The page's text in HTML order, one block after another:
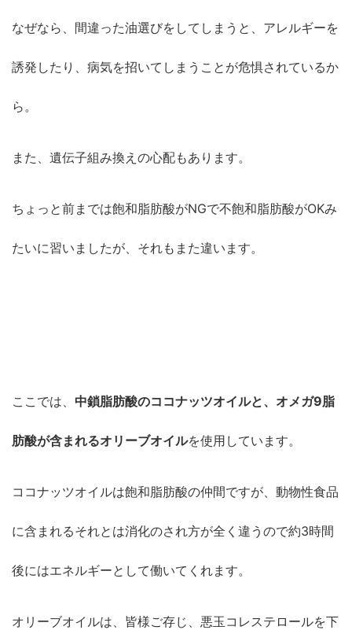
なぜなら、間違った油選びをしてしまうと、アレルギーを
誘発したり、病気を招いてしまうことが危惧されているか
ら。
また、遺伝子組み換えの心配もあります。
ちょっと前までは飽和脂肪酸がNGで不飽和脂肪酸がOKみ
たいに習いましたが、それもまた違います。
ここでは、 中鎖脂肪酸のココナッツオイルと、オメガ9脂
肪酸が含まれるオリーブオイルを使用しています。
ココナッツオイルは飽和脂肪酸の仲間ですが、動物性食品
に含まれるそれとは消化のされ方が全く違うので約3時間
後にはエネルギーとして働いてくれます。
オリーブオイルは、皆様ご存じ、悪玉コレステロールを下